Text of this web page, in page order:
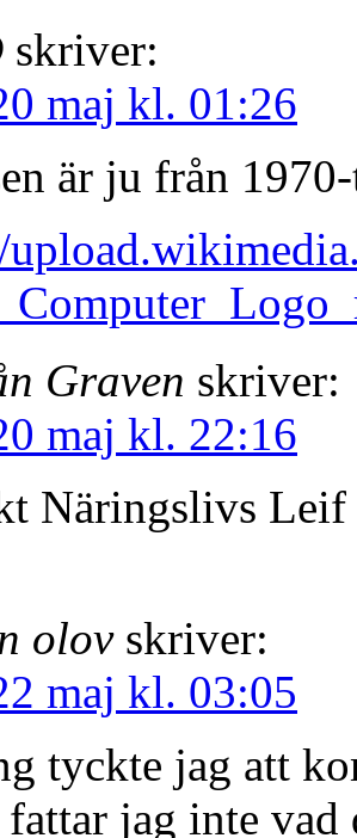
skriver:
maj kl. 01:26
är ju från
Graven skriver:
maj kl. 22:16
Näringslivs
olov skriver:
maj kl. 03:05
tyckte jag att
fattar jag inte